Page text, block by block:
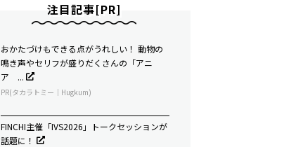
注目記事[PR]
おかたづけもできる点がうれしい！ 動物の
鳴き声やセリフが盛りだくさんの「アニ
ア ...
PR(タカラトミー｜Hugkum)
FINCHI主催「IVS2026」トークセッションが
話題に！